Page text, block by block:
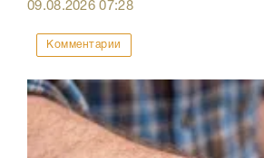
09.08.202607:28
Комментарии